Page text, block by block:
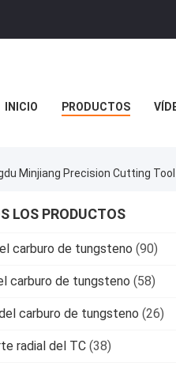
INICIO PRODUCTOS
Minjiang Precision Cutting
LOS PRODUCTOS
carburo de tungsteno (90)
carburo de tungsteno (58)
carburo de tungsteno (26)
radial del TC (38)